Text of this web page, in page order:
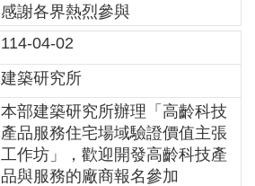
感謝各界熱烈參與
114-04-02
建築研究所
本部建築研究所辦理「高齡科技
產品服務住宅場域驗證價值主張
工作坊」，歡迎開發高齡科技產
品與服務的廠商報名參加